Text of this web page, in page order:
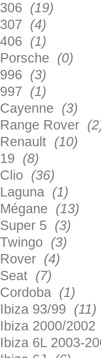
306 (19)
307 (4)
406 (1)
Porsche (0)
996 (3)
997 (1)
Cayenne (3)
Range Rover
Renault (10)
19 (8)
Clio (36)
Laguna (1)
Mégane (13)
Super 5 (3)
Twingo (3)
Rover (4)
Seat (7)
Cordoba (1)
Ibiza 93/99 (11)
Ibiza 2000/2002
Ibiza 6L 2003-